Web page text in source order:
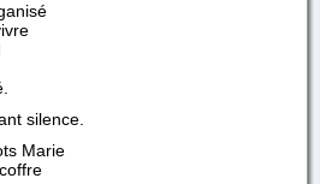
silence.
Marie